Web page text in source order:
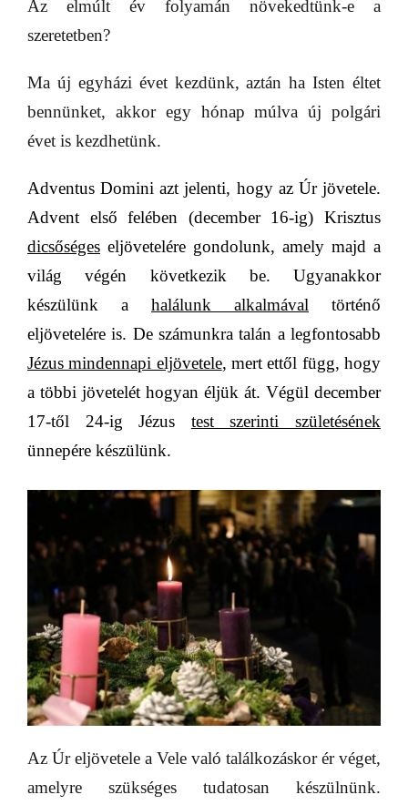
Az elmúlt év folyamán növekedtünk-e a
szeretetben?
Ma új egyházi évet kezdünk, aztán ha Isten éltet
bennünket, akkor egy hónap múlva új polgári
évet is kezdhetünk.
Adventus Domini azt jelenti, hogy az Úr jövetele.
Advent első felében (december 16-ig) Krisztus
dicsőséges eljövetelére gondolunk, amely majd a
világ végén következik be. Ugyanakkor
készülünk
a halálunk alkalmával történő
eljövetelére is. De számunkra talán a legfontosabb
Jézus mindennapi eljövetele, mert ettől függ, hogy
a többi jövetelét hogyan éljük át. Végül december
17-től 24-igJézus test szerinti születésének
ünnepére készülünk.
Az Úr eljövetele a Vele való találkozáskor ér véget,
amelyre szükséges tudatosan készülnünk.